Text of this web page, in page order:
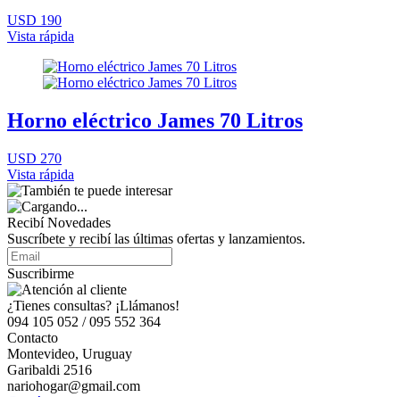
USD 190
Vista rápida
Horno eléctrico James 70 Litros
USD 270
Vista rápida
Recibí Novedades
Suscríbete y recibí las últimas ofertas y lanzamientos.
Suscribirme
¿Tienes consultas? ¡Llámanos!
094 105 052 / 095 552 364
Contacto
Montevideo, Uruguay
Garibaldi 2516
nariohogar@gmail.com